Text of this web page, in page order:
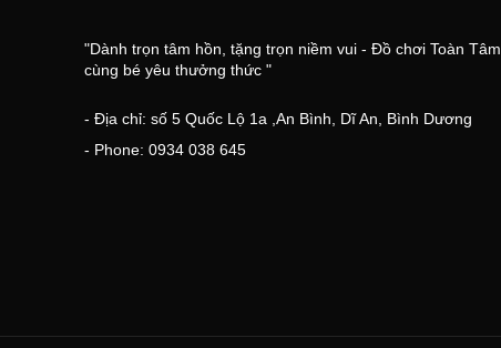
"Dành trọn tâm hồn, tặng trọn niềm vui - Đồ chơi Toàn Tâm
cùng bé yêu thưởng thức "
- Địa chỉ: số 5 Quốc Lộ 1a ,An Bình, Dĩ An, Bình Dương
- Phone: 0934 038 645